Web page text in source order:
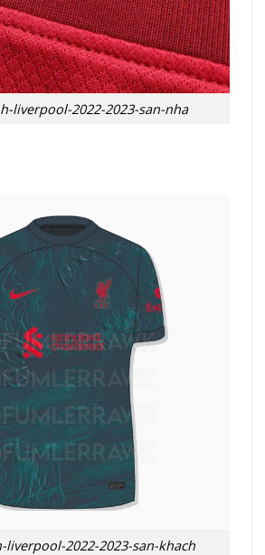
liverpool-2022-2023-san-nha
liverpool-2022-2023-san-khach